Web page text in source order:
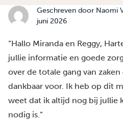
Geschreven door Naomi
juni 2026
“Hallo Miranda en Reggy,
jullie informatie en goede
over de totale gang van
dankbaar voor. Ik heb op dit
weet dat ik altijd nog bij jullie
nodig is.”